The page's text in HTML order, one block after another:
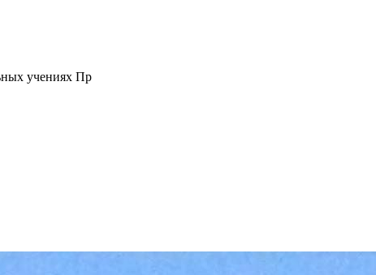
учениях Пр